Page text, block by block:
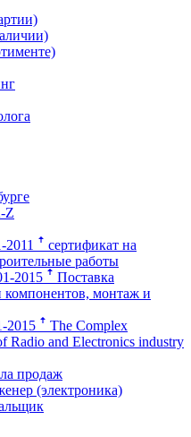
Z
ꜛ сертификат на
работы
ꜛ Поставка
компонентов, монтаж и
2015 ꜛ The Complex
Radio and Electronics industry
продаж
(электроника)